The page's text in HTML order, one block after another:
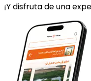
¡Y disfruta de una